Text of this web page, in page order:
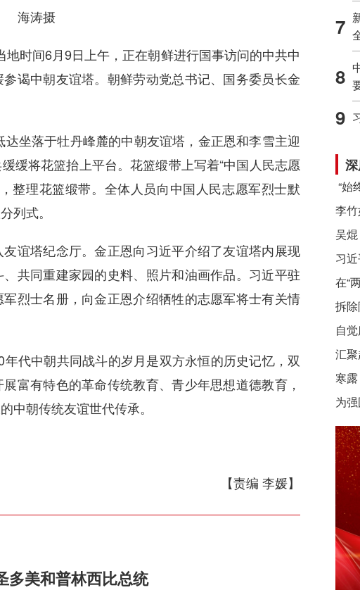
海涛摄
时间6月9日上午，正在朝鲜进行国事访问的中共中
谒中朝友谊塔。朝鲜劳动党总书记、国务委员长金
坐落于牡丹峰麓的中朝友谊塔，金正恩和李雪主迎
缓将花篮抬上平台。花篮缎带上写着“中国人民志愿
整理花篮缎带。全体人员向中国人民志愿军烈士默
列式。
塔纪念厅。金正恩向习近平介绍了友谊塔内展现
共同重建家园的史料、照片和油画作品。习近平驻
烈士名册，向金正恩介绍牺牲的志愿军将士有关情
中朝共同战斗的岁月是双方永恒的历史记忆，双
富有特色的革命传统教育、青少年思想道德教育，
中朝传统友谊世代传承。
【责编 李媛】
多美和普林西比总统
7
8
9
习
在“
拆除
自
汇
寒
为